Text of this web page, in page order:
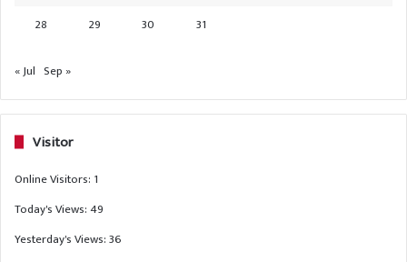
28
29 30 31
« Jul Sep »
Visitor
Online Visitors: 1
Today's Views:49
Yesterday's Views:36